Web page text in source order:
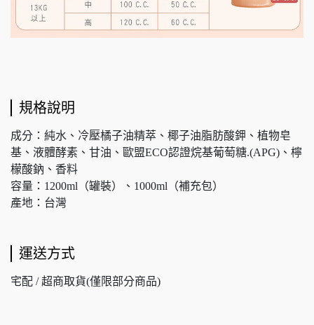
規格說明
成分：純水、冷壓橘子油精萃、椰子油脂肪酸鉀、植物皂
基、液體酵素、甘油、歐盟ECO認證烷基葡萄糖.(APG)、檸
檬酸鈉、香料
容量：1200ml（罐裝）、1000ml（補充包）
產地：台灣
運送方式
宅配 / 超商取貨(僅限部分商品)